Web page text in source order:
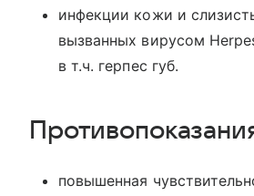
инфекции кожи и
вызванных вирусом
в т.ч. герпес губ.
повышенная